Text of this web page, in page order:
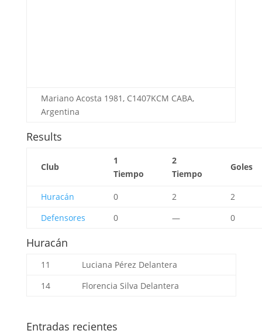
Mariano Acosta 1981, C1407KCM CABA,
Argentina
Results
Club
1
Tiempo
2
Tiempo
Goles
Huracán 0 2
2
Defensores
0 — 0
Huracán
11 Luciana Pérez Delantera
14
Florencia Silva Delantera
Entradas recientes